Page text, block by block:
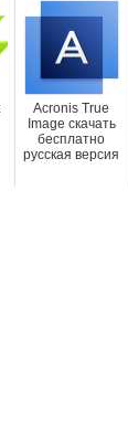
Acronis True
Image скачать
бесплатно
русская версия